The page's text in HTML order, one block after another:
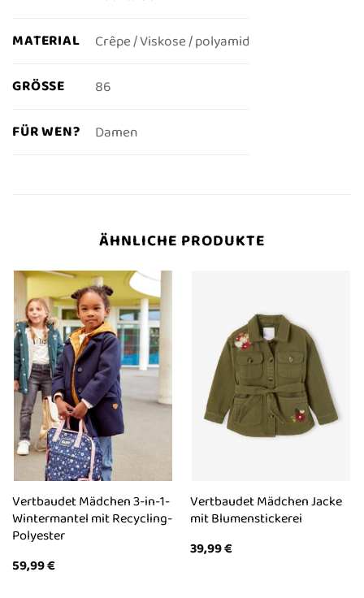
MATERIAL Crêpe / Viskose / polyamid
GRÖSSE 86
FÜR WEN? Damen
ÄHNLICHE PRODUKTE
Vertbaudet Mädchen 3-in-1-
Wintermantel mit Recycling-
Polyester
59,99€
Vertbaudet Mädchen Jacke
mit Blumenstickerei
39,99€